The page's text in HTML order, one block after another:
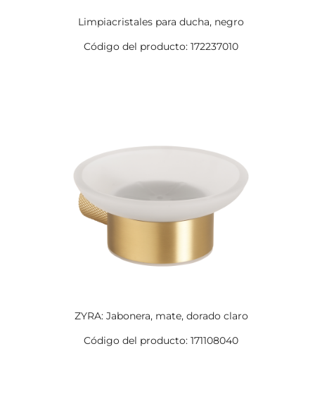
Limpiacristales para ducha, negro
Código del producto: 172237010
ZYRA: Jabonera, mate, dorado claro
Código del producto: 171108040